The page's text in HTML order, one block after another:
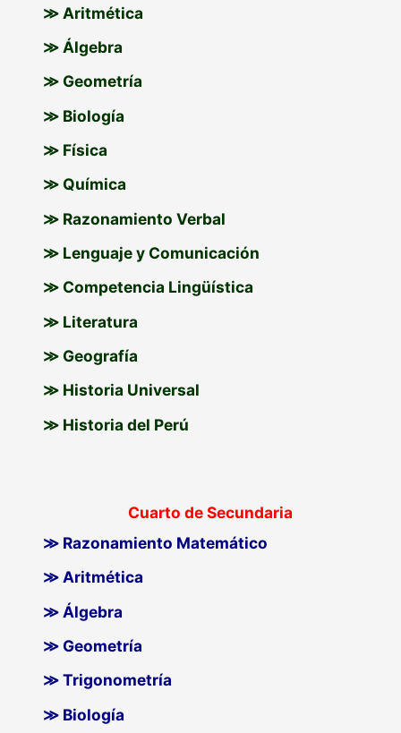
≫ Aritmética
≫ Álgebra
≫ Geometría
≫ Biología
≫ Física
≫ Química
≫ Razonamiento Verbal
≫ Lenguaje y Comunicación
≫ Competencia Lingüística
≫ Literatura
≫ Geografía
≫ Historia Universal
≫ Historia del Perú
Cuarto de Secundaria
≫ Razonamiento Matemático
≫ Aritmética
≫ Álgebra
≫ Geometría
≫ Trigonometría
≫ Biología